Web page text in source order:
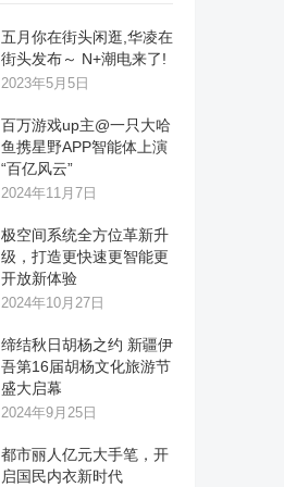
五月你在街头闲逛,华凌在
街头发布～ N+潮电来了!
2023年5月5日
百万游戏up主@一只大哈
鱼携星野APP智能体上演
“百亿风云”
2024年11月7日
极空间系统全方位革新升
级，打造更快速更智能更
开放新体验
2024年10月27日
缔结秋日胡杨之约 新疆伊
吾第16届胡杨文化旅游节
盛大启幕
2024年9月25日
都市丽人亿元大手笔，开
启国民内衣新时代